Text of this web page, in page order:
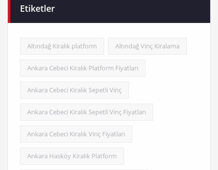
Etiketler
Altındağ Kiralık platform Altındağ Vinç Kiralama
Ankara Cebeci Kiralık Platform Fiyatları
Ankara Cebeci Kiralık Sepetli Vinç
Ankara Cebeci Kiralık Sepetli Vinç Fiyatları
Ankara Cebeci Kiralık Vinç Fiyatları
Ankara Hasköy Kiralık Platform